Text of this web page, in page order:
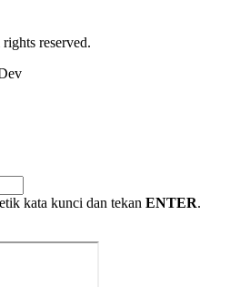
reserved.
kata kunci dan tekan ENTER.